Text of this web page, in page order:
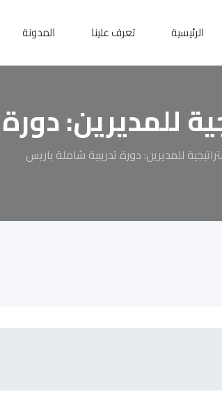
الرئيسية تعرف علينا المدونة
للمديرين:
للمديرين: دورة تدريبية شاملة باريس